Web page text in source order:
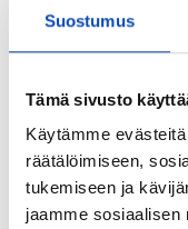
Suostumus
Tämä sivusto
Käytämme
räätälöimiseen,
tukemiseen ja
jaamme sosiaalisen